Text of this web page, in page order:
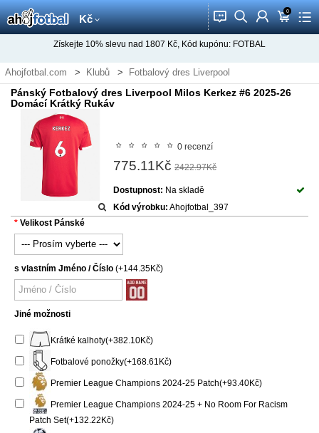
Kč 󰂱 󰂨 󰃳 0
󰃦 󰃖
Získejte 10% slevu nad 1807 Kč, Kód kupónu: FOTBAL
Ahojfotbal.com Klubů Fotbalový dres Liverpool
Pánský Fotbalový dres Liverpool Milos Kerkez #6 2025-26
Domácí Krátký Rukáv
0 recenzí
775.11Kč 2422.97Kč
Dostupnost: Na skladě
Kód výrobku: Ahojfotbal_397
Velikost Pánské
s vlastním Jméno / Číslo (+144.35Kč)
Jiné možnosti
Krátké kalhoty(+382.10Kč)
Fotbalové ponožky(+168.61Kč)
Premier League Champions 2024-25 Patch(+93.40Kč)
Premier League Champions 2024-25 + No Room For Racism
Patch Set(+132.22Kč)